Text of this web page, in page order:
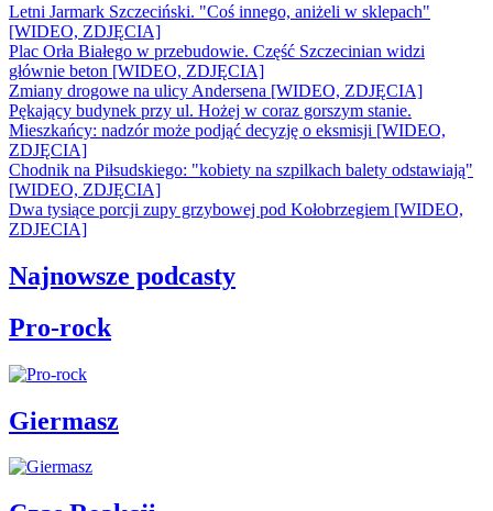
Letni Jarmark Szczeciński. "Coś innego, aniżeli w sklepach"
[WIDEO, ZDJĘCIA]
Plac Orła Białego w przebudowie. Część Szczecinian widzi
głównie beton [WIDEO, ZDJĘCIA]
Zmiany drogowe na ulicy Andersena [WIDEO, ZDJĘCIA]
Pękający budynek przy ul. Hożej w coraz gorszym stanie.
Mieszkańcy: nadzór może podjąć decyzję o eksmisji [WIDEO,
ZDJĘCIA]
Chodnik na Piłsudskiego: "kobiety na szpilkach balety odstawiają"
[WIDEO, ZDJĘCIA]
Dwa tysiące porcji zupy grzybowej pod Kołobrzegiem [WIDEO,
ZDJECIA]
Najnowsze podcasty
Pro-rock
Giermasz